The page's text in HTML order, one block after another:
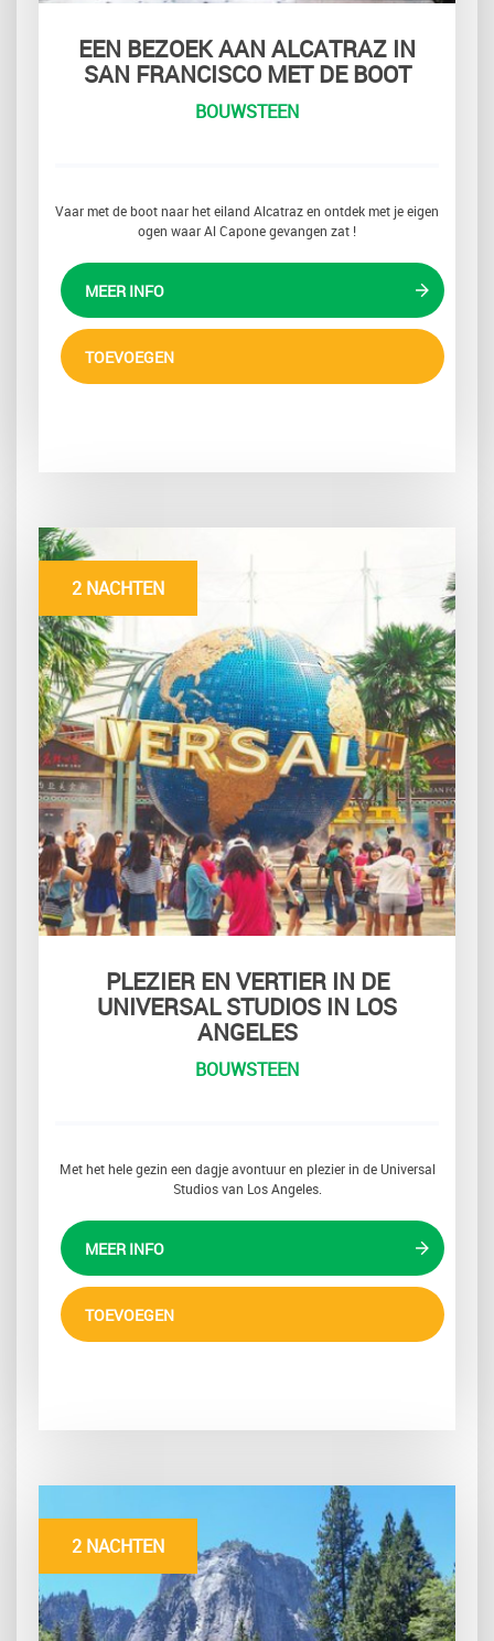
EEN BEZOEK AAN ALCATRAZ IN
SAN FRANCISCO MET DE BOOT
BOUWSTEEN
Vaar met de boot naar het eiland Alcatraz en ontdek met je eigen
ogen waar Al Capone gevangen zat !
MEER INFO
TOEVOEGEN
2 NACHTEN
PLEZIER EN VERTIER IN DE
UNIVERSAL STUDIOS IN LOS
ANGELES
BOUWSTEEN
Met het hele gezin een dagje avontuur en plezier in de Universal
Studios van Los Angeles.
MEER INFO
TOEVOEGEN
2 NACHTEN